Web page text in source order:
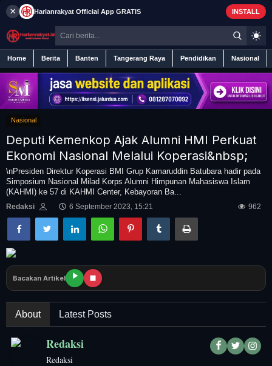
× Harianrakyat Official App GRATIS INSTALL
Home Berita Banten Tangerang Raya Pendidikan Nasional
Home
Berita
Iklan
Tangerang Raya
Nasional
Nasional
Deputi Kemenkop Ajak Alumni HMI Perkuat
Ekonomi Nasional Melalui Koperasi&nbsp;
\nPresiden Direktur Koperasi BMI Grup Kamaruddin Batubara hadir pada
Simposium Nasional Milad Korps Alumni Himpunan Mahasiswa Islam
(KAHMI) ke 57 di KAHMI Center, Kebayoran Ba...
Redaksi 6 September 2023, 15:21 962
Bacakan Artikel
About Latest Posts
Redaksi
Redaksi